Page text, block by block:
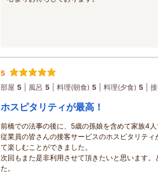
ホテル松
須長
5
部屋 5 風呂 5 料理(朝食) 5 料理(夕食) 5
ホスピタリティが最高！
前橋での法事の後に、5歳の孫娘を含めて家族4
従業員の皆さんの接客サービスのホスピタリテ
て楽しむことができました。
次回もまた是非利用させて頂きたいと思います
た。